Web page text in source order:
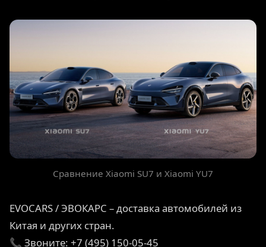
Сравнение Xiaomi SU7 и Xiaomi YU7
EVOCARS / ЭВОКАРС – доставка автомобилей из
Китая и других стран.
📞 Звоните: +7 (495) 150-05-45